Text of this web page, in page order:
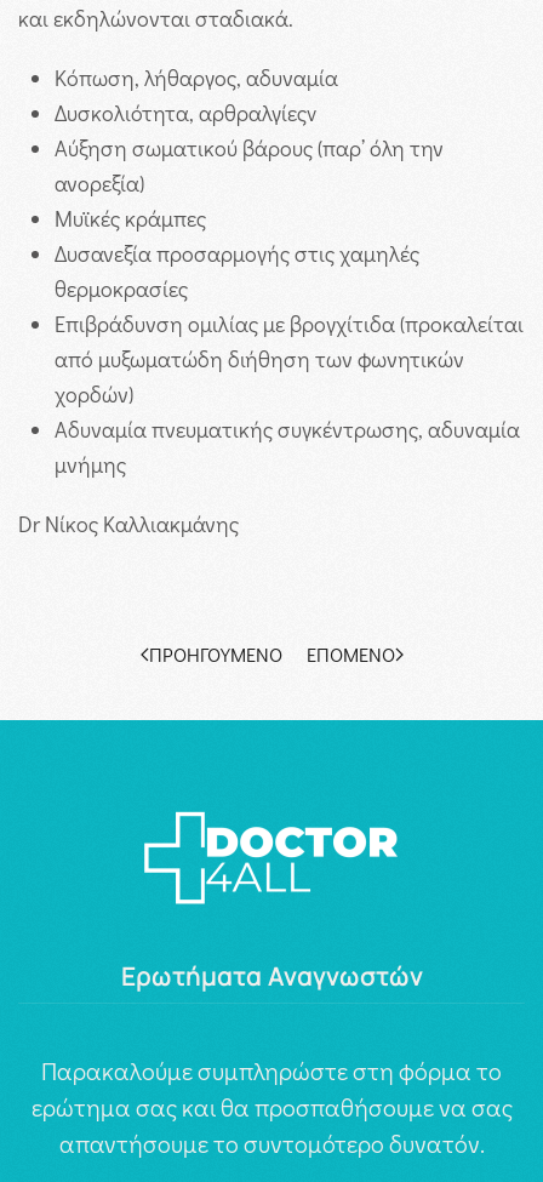
και εκδηλώνονται σταδιακά.
Κόπωση, λήθαργος, αδυναμία
Δυσκολιότητα, αρθραλγίεςv
Αύξηση σωματικού βάρους (παρ’ όλη την
ανορεξία)
Μυϊκές κράμπες
Δυσανεξία προσαρμογής στις χαμηλές
θερμοκρασίες
Επιβράδυνση ομιλίας με βρογχίτιδα (προκαλείται
από μυξωματώδη διήθηση των φωνητικών
χορδών)
Αδυναμία πνευματικής συγκέντρωσης, αδυναμία
μνήμης
Dr Νίκος Καλλιακμάνης
ΠΡΟΗΓΟΎΜΕΝΟ ΕΠΌΜΕΝΟ
Ερωτήματα Αναγνωστών
Παρακαλούμε συμπληρώστε στη φόρμα το
ερώτημα σας και θα προσπαθήσουμε να σας
απαντήσουμε το συντομότερο δυνατόν.